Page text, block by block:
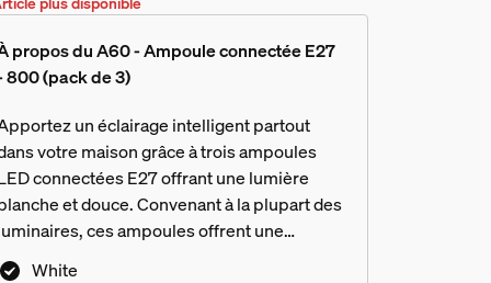
propos du A60 - Ampoule connectée E27
800 (pack de 3)
un éclairage intelligent partout
votre maison grâce à trois ampoules
connectées E27 offrant une lumière
et douce. Convenant à la plupart des
ces ampoules offrent une
sans fil instantanée.
White